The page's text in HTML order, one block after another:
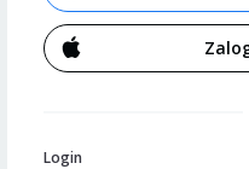
Login